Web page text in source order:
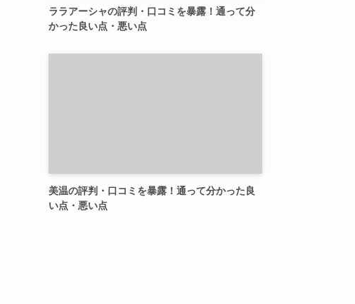
ララアーシャの評判・口コミを暴露！通って分
かった良い点・悪い点
美温の評判・口コミを暴露！通って分かった良
い点・悪い点